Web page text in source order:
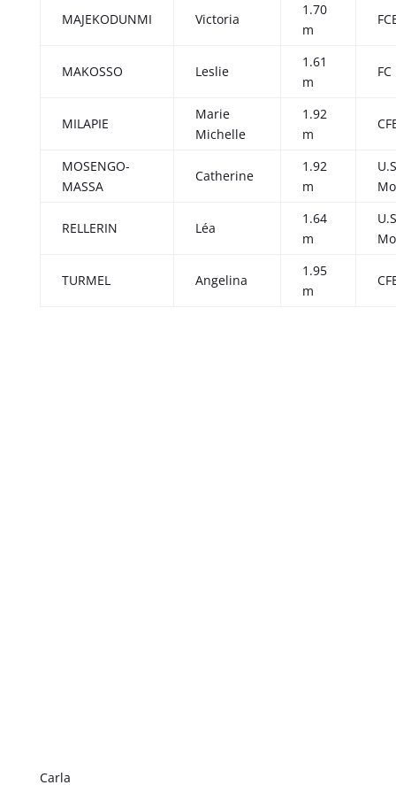
MAJEKODUNMI Victoria
1.70
m
MAKOSSO Leslie
1.61
m
MILAPIE
Marie
Michelle
1.92
m
MOSENGO-
MASSA
Catherine
1.92
m
RELLERIN Léa
1.64
m
TURMEL Angelina
1.95
m
Carla